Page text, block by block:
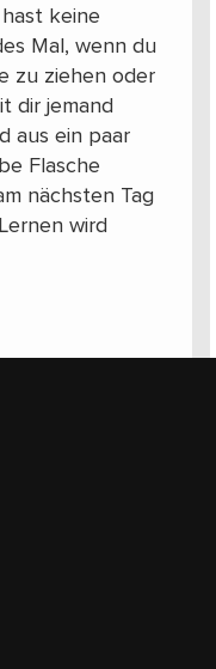
keine
Mal, wenn du
zu ziehen oder
dir jemand
aus ein paar
Flasche
nächsten Tag
wird